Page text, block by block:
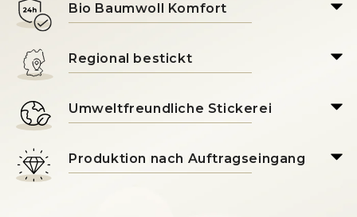
Bio Baumwoll Komfort
Regional bestickt
Umweltfreundliche Stickerei
Produktion nach Auftragseingang